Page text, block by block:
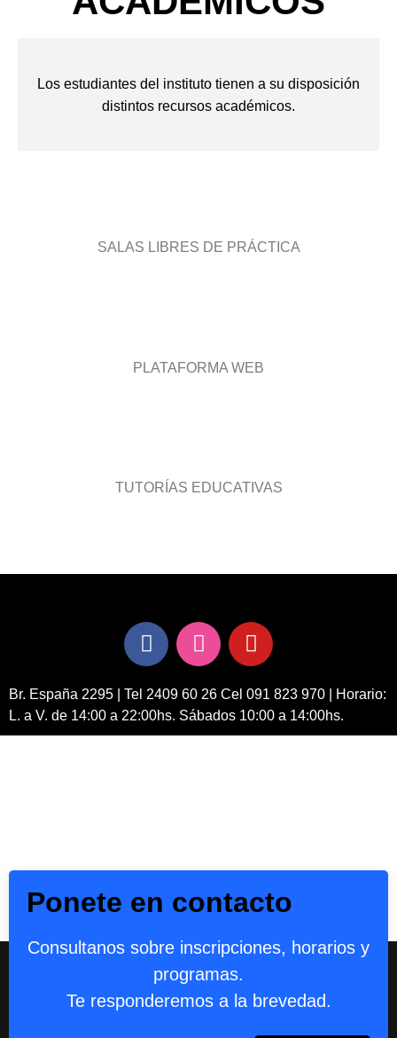
Los estudiantes del instituto tienen a su disposición
distintos recursos académicos.
SALAS LIBRES DE PRÁCTICA
PLATAFORMA WEB
TUTORÍAS EDUCATIVAS
Br. España 2295 | Tel 2409 60 26 Cel 091 823 970 | Horario:
L. a V. de 14:00 a 22:00hs. Sábados 10:00 a 14:00hs.
Ponete en contacto
Consultanos sobre inscripciones, horarios y
programas.
Te responderemos a la brevedad.